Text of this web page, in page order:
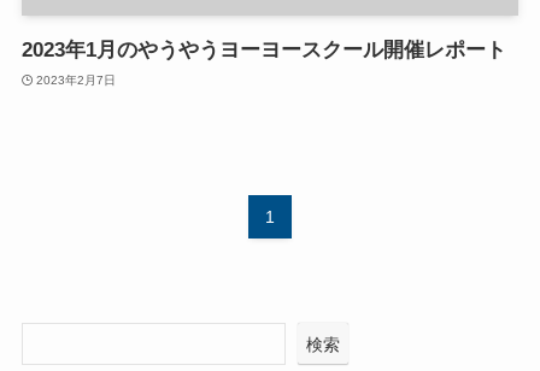
2023年1月のやうやうヨーヨースクール開催レポート
2023年2月7日
1
検索